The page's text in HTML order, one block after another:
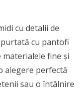
cu detalii de
cu pantofi
fine și
alegere perfectă
sau o întâlnire